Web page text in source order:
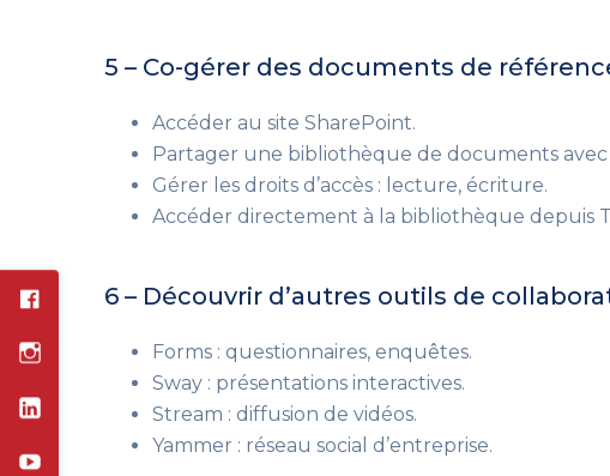
5 – Co-gérer des documents de
Accéder au site SharePoint.
Partager une bibliothèque de documents
Gérer les droits d’accès : lecture, écriture.
Accéder directement à la bibliothèque depuis
6 – Découvrir d’autres outils de
Forms : questionnaires, enquêtes.
Sway : présentations interactives.
Stream : diffusion de vidéos.
Yammer : réseau social d’entreprise.